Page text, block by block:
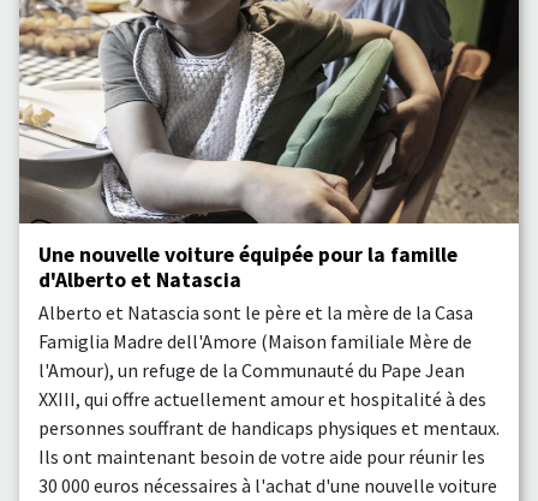
Une nouvelle voiture équipée pour la famille
d'Alberto et Natascia
Alberto et Natascia sont le père et la mère de la Casa
Famiglia Madre dell'Amore (Maison familiale Mère de
l'Amour), un refuge de la Communauté du Pape Jean
XXIII, qui offre actuellement amour et hospitalité à des
personnes souffrant de handicaps physiques et mentaux.
Ils ont maintenant besoin de votre aide pour réunir les
30 000 euros nécessaires à l'achat d'une nouvelle voiture